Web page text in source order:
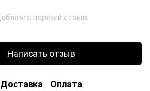
первый отзыв
Написать отзыв
Доставка Оплата